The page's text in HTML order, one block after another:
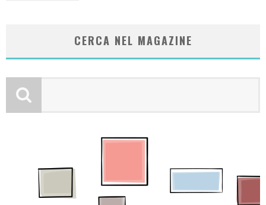
CERCA NEL MAGAZINE